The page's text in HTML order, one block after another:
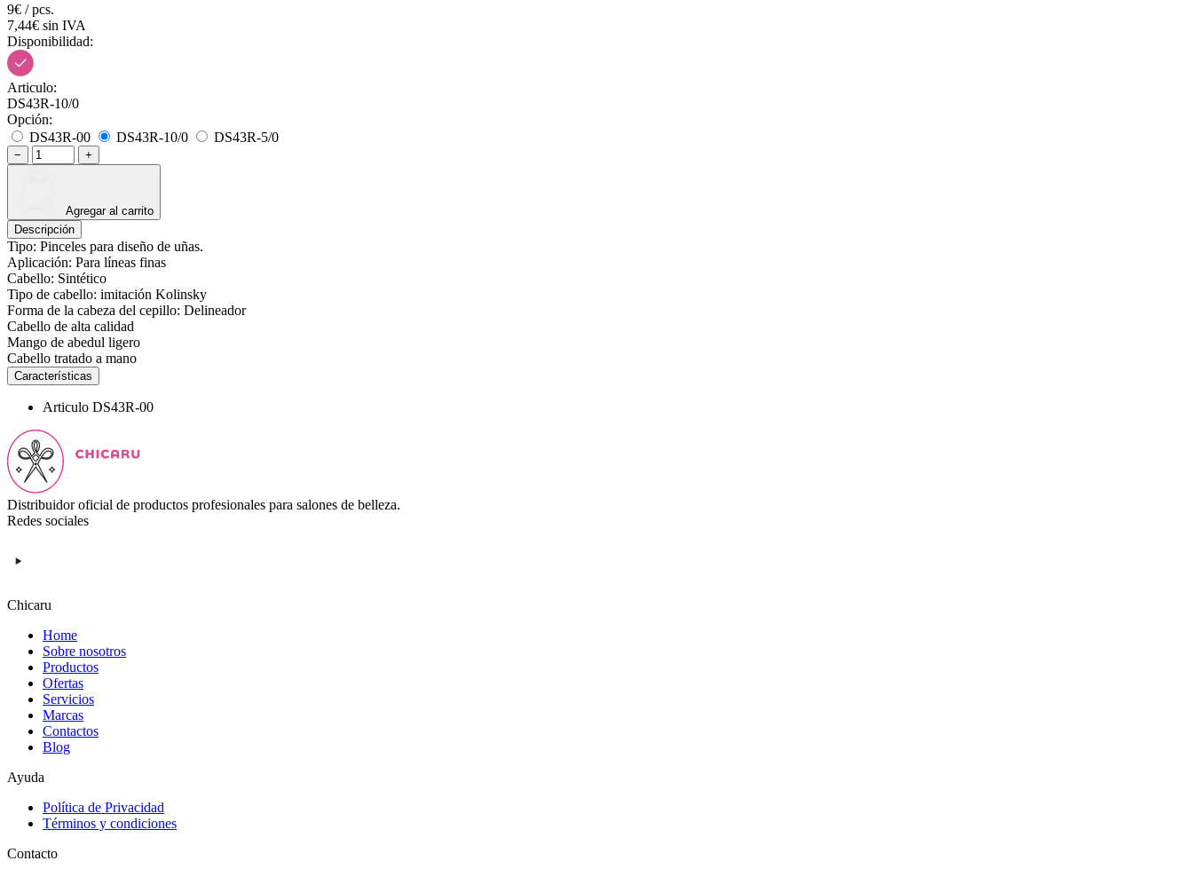
9€ / pcs.
7,44€ sin IVA
Disponibilidad:
Articulo:
DS43R-10/0
Opción:
DS43R-00
DS43R-10/0 DS43R-5/0
− +
Agregar al carrito
Descripción
Tipo: Pinceles para diseño de uñas.
Aplicación: Para líneas finas
Cabello: Sintético
Tipo de cabello: imitación Kolinsky
Forma de la cabeza del cepillo: Delineador
Cabello de alta calidad
Mango de abedul ligero
Cabello tratado a mano
Características
Articulo DS43R-00
Distribuidor oficial de productos profesionales para salones de belleza.
Redes sociales
Chicaru
Home
Sobre nosotros
Productos
Ofertas
Servicios
Marcas
Contactos
Blog
Ayuda
Política de Privacidad
Términos y condiciones
Contacto